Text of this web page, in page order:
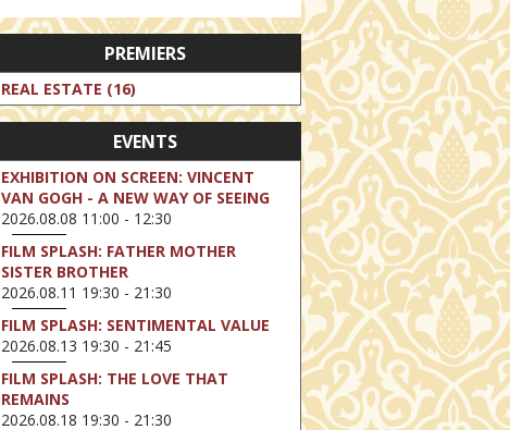
PREMIERS
REAL ESTATE (16)
EVENTS
EXHIBITION ON SCREEN: VINCENT
VAN GOGH - A NEW WAY OF SEEING
2026.08.08 11:00 - 12:30
FILM SPLASH: FATHER MOTHER
SISTER BROTHER
2026.08.11 19:30 - 21:30
FILM SPLASH: SENTIMENTAL VALUE
2026.08.13 19:30 - 21:45
FILM SPLASH: THE LOVE THAT
REMAINS
2026.08.18 19:30 - 21:30